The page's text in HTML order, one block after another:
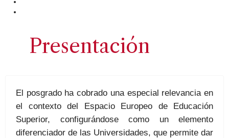
Presentación
El posgrado ha cobrado una especial relevancia en
el contexto del Espacio Europeo de Educación
Superior, configurándose como un elemento
diferenciador de las Universidades, que permite dar